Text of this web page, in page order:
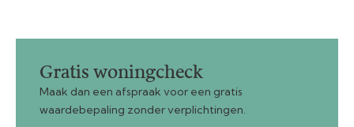
Gratis woningcheck
Maak dan een afspraak voor een gratis
waardebepaling zonder verplichtingen.